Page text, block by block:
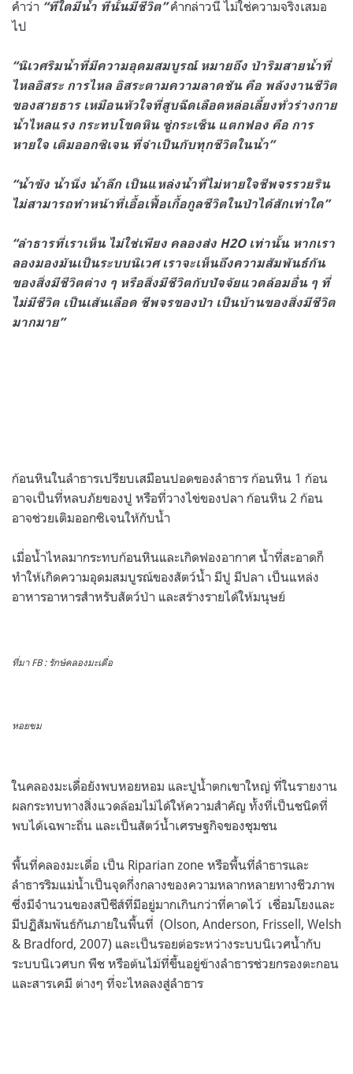
คำว่า “ที่ใดมีน้ำ ที่นั้นมีชีวิต”คำกล่าวนี้ ไม่ใช่ความจริงเสมอ
ไป
“นิเวศริมน้ำที่มีความอุดมสมบูรณ์ หมายถึง ป่าริมสายน้ำที่
ไหลอิสระ การไหล อิสระตามความลาดชัน คือ พลังงานชีวิต
ของสายธาร เหมือนหัวใจที่สูบฉีดเลือดหล่อเลี้ยงทั่วร่างกาย
น้ำไหลแรง กระทบโขดหิน ซู่กระเซ็น แตกฟอง คือ การ
หายใจ เติมออกซิเจน ที่จำเป็นกับทุกชีวิตในน้ำ”
“น้ำขัง น้ำนิ่ง น้ำลึก เป็นแหล่งน้ำที่ไม่หายใจชีพจรรวยริน
ไม่สามารถทำหน้าที่เอื้อเฟื้อเกื้อกูลชีวิตในป่าได้สักเท่าใด”
“ลำธารที่เราเห็น ไม่ใช่เพียง คลองส่ง H2O เท่านั้น หากเรา
ลองมองมันเป็นระบบนิเวศ เราจะเห็นถึงความสัมพันธ์กัน
ของสิ่งมีชีวิตต่าง ๆ หรือสิ่งมีชีวิตกับปัจจัยแวดล้อมอื่น ๆ ที่
ไม่มีชีวิต เป็นเส้นเลือด ชีพจรของป่า เป็นบ้านของสิ่งมีชีวิต
มากมาย”
ก้อนหินในลำธารเปรียบเสมือนปอดของลำธาร ก้อนหิน 1 ก้อน
อาจเป็นที่หลบภัยของปู หรือที่วางไข่ของปลา ก้อนหิน 2 ก้อน
อาจช่วยเติมออกซิเจนให้กับน้ำ
เมื่อน้ำไหลมากระทบก้อนหินและเกิดฟองอากาศ น้ำที่สะอาดก็
ทำให้เกิดความอุดมสมบูรณ์ของสัตว์น้ำ มีปู มีปลา เป็นแหล่ง
อาหารอาหารสำหรับสัตว์ป่า และสร้างรายได้ให้มนุษย์
ที่มา FB : รักษ์คลองมะเดื่อ
หอยขม
ในคลองมะเดื่อยังพบหอยหอม และปูน้ำตกเขาใหญ่ ที่ในรายงาน
ผลกระทบทางสิ่งแวดล้อมไม่ได้ให้ความสำคัญ ทั้งที่เป็นชนิดที่
พบได้เฉพาะถิ่น และเป็นสัตว์น้ำเศรษฐกิจของชุมชน
พื้นที่คลองมะเดื่อ เป็น Riparian zone หรือพื้นที่ลำธารและ
ลำธารริมแม่น้ำเป็นจุดกึ่งกลางของความหลากหลายทางชีวภาพ
ซึ่งมีจำนวนของสปีชีส์ที่มีอยู่มากเกินกว่าที่คาดไว้ เชื่อมโยงและ
มีปฏิสัมพันธ์กันภายในพื้นที่ (Olson, Anderson, Frissell, Welsh
& Bradford, 2007) และเป็นรอยต่อระหว่างระบบนิเวศน้ำกับ
ระบบนิเวศบก พืช หรือต้นไม้ที่ขึ้นอยู่ข้างลำธารช่วยกรองตะกอน
และสารเคมี ต่างๆ ที่จะไหลลงสู่ลำธาร